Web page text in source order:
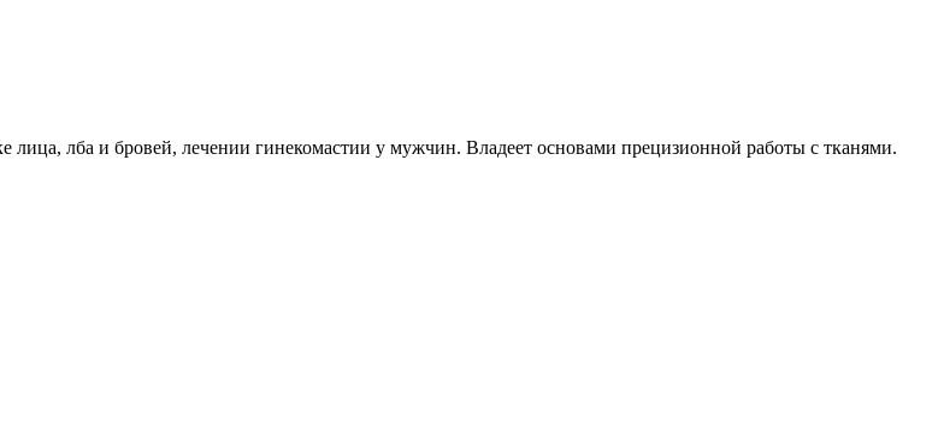
лба и бровей, лечении гинекомастии у мужчин. Владеет основами прецизионной работы с тканями.